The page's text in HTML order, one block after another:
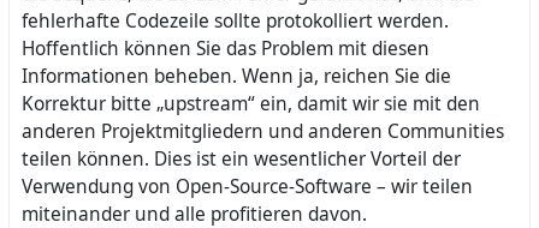
fehlerhafte Codezeile sollte protokolliert werden.
Hoffentlich können Sie das Problem mit diesen
Informationen beheben. Wenn ja, reichen Sie die
Korrektur bitte „upstream“ ein, damit wir sie mit den
anderen Projektmitgliedern und anderen Communities
teilen können. Dies ist ein wesentlicher Vorteil der
Verwendung von Open-Source-Software – wir teilen
miteinander und alle profitieren davon.